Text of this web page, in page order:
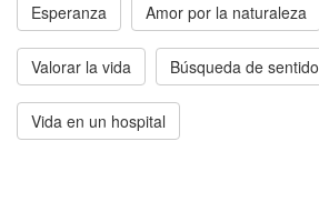
Esperanza Amor por la naturaleza
Valorar la vida Búsqueda de sentido
Vida en un hospital